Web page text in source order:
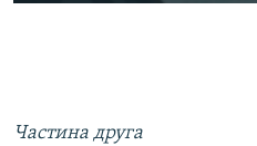
Частина друга